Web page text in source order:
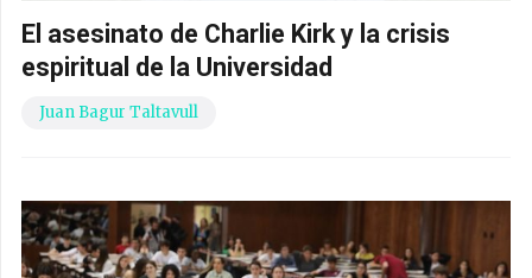
El asesinato de Charlie Kirk y la crisis
espiritual de la Universidad
Juan Bagur Taltavull